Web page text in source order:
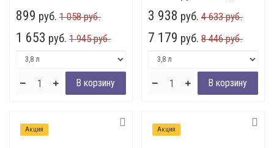
899 руб. 1 058 руб.
1 653 руб. 1 945 руб.
3 938 руб. 4 633 руб.
7 179 руб. 8 446 руб.
Акция Акция